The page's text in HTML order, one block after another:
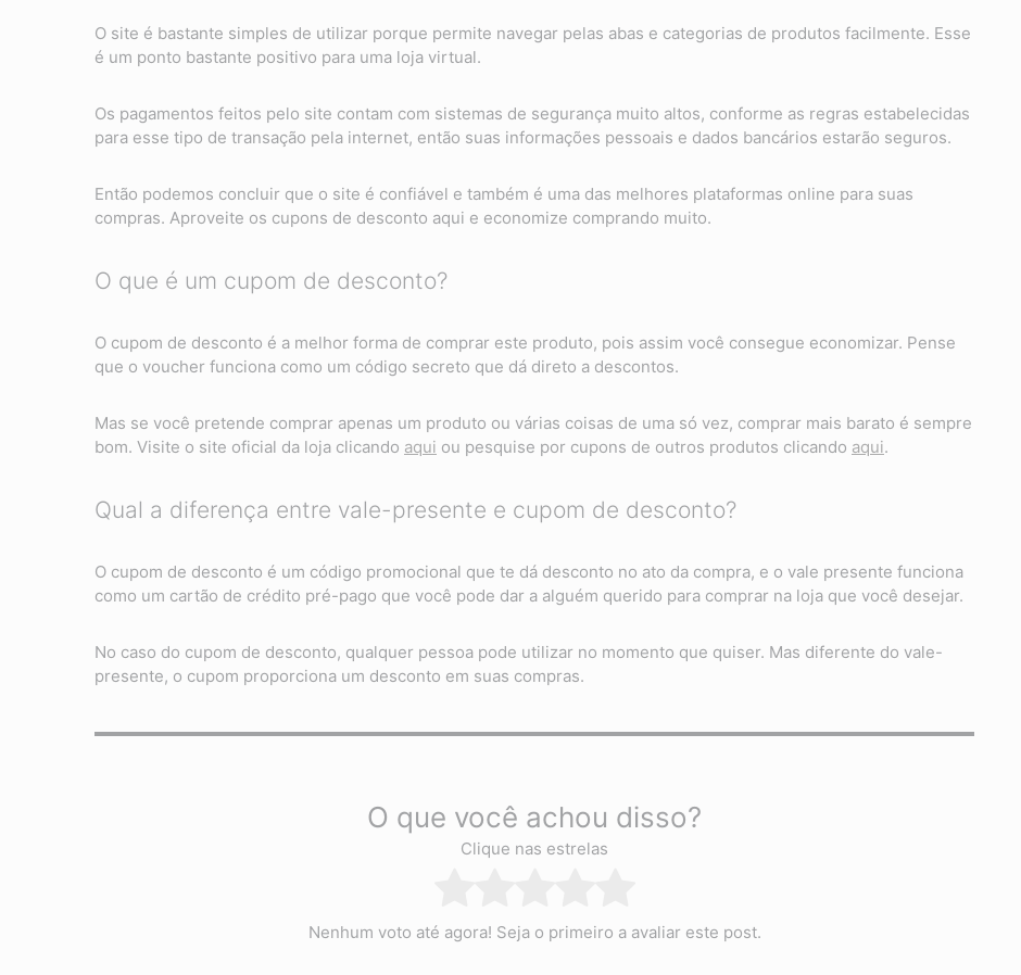
O site é bastante simples de utilizar porque permite navegar pelas abas e categorias de produtos facilmente. Esse
é um ponto bastante positivo para uma loja virtual.
Os pagamentos feitos pelo site contam com sistemas de segurança muito altos, conforme as regras estabelecidas
para esse tipo de transação pela internet, então suas informações pessoais e dados bancários estarão seguros.
Então podemos concluir que o site é confiável e também é uma das melhores plataformas online para suas
compras. Aproveite os cupons de desconto aqui e economize comprando muito.
O que é um cupom de desconto?
O cupom de desconto é a melhor forma de comprar este produto, pois assim você consegue economizar. Pense
que o voucher funciona como um código secreto que dá direto a descontos.
Mas se você pretende comprar apenas um produto ou várias coisas de uma só vez, comprar mais barato é sempre
bom. Visite o site oficial da loja clicando aqui ou pesquise por cupons de outros produtos clicando aqui.
Qual a diferença entre vale-presente e cupom de desconto?
O cupom de desconto é um código promocional que te dá desconto no ato da compra, e o vale presente funciona
como um cartão de crédito pré-pago que você pode dar a alguém querido para comprar na loja que você desejar.
No caso do cupom de desconto, qualquer pessoa pode utilizar no momento que quiser. Mas diferente do vale-
presente, o cupom proporciona um desconto em suas compras.
O que você achou disso?
Clique nas estrelas
Nenhum voto até agora! Seja o primeiro a avaliar este post.